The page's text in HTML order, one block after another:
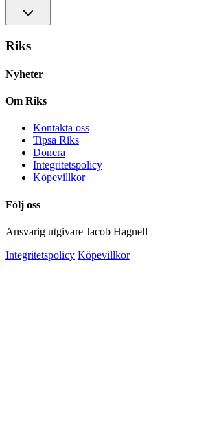
Riks
Nyheter
Om Riks
Kontakta oss
Tipsa Riks
Donera
Integritetspolicy
Köpevillkor
Följ oss
Ansvarig utgivare Jacob Hagnell
Integritetspolicy Köpevillkor